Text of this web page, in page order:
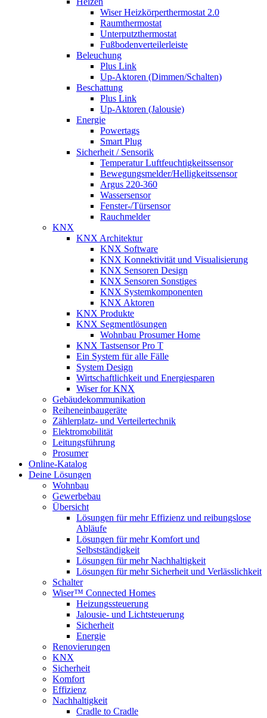
Wiser Heizkörperthermostat 2.0
Raumthermostat
Unterputzthermostat
Fußbodenverteilerleiste
Beleuchung
Plus Link
Up-Aktoren (Dimmen/Schalten)
Beschattung
Plus Link
Up-Aktoren (Jalousie)
Energie
Powertags
Smart Plug
Sicherheit / Sensorik
Temperatur Luftfeuchtigkeitssensor
Bewegungsmelder/Helligkeitssensor
Argus 220-360
Wassersensor
Fenster-/Türsensor
Rauchmelder
KNX
KNX Architektur
KNX Software
KNX Konnektivität und Visualisierung
KNX Sensoren Design
KNX Sensoren Sonstiges
KNX Systemkomponenten
KNX Aktoren
KNX Produkte
KNX Segmentlösungen
Wohnbau Prosumer Home
KNX Tastsensor Pro T
Ein System für alle Fälle
System Design
Wirtschaftlichkeit und Energiesparen
Wiser for KNX
Gebäudekommunikation
Reiheneinbaugeräte
Zählerplatz- und Verteilertechnik
Elektromobilität
Leitungsführung
Prosumer
Online-Katalog
Deine Lösungen
Wohnbau
Gewerbebau
Übersicht
Lösungen für mehr Effizienz und reibungslose
Abläufe
Lösungen für mehr Komfort und
Selbstständigkeit
Lösungen für mehr Nachhaltigkeit
Lösungen für mehr Sicherheit und Verlässlichkeit
Schalter
Wiser™ Connected Homes
Heizungssteuerung
Jalousie- und Lichtsteuerung
Sicherheit
Energie
Renovierungen
KNX
Sicherheit
Komfort
Effizienz
Nachhaltigkeit
Cradle to Cradle